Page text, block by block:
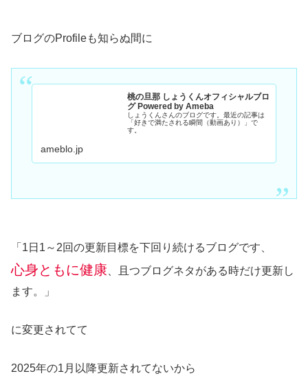
ブログのProfileも知らぬ間に
桃の旦那 しょうくんオフィシャルブロ
グ Powered by Ameba
しょうくんさんのブログです。最近の記事は
「好きで満たされる瞬間（動画あり）」で
す。
ameblo.jp
「1日1～2回の更新目標を下回り続けるブログです、
心身ともに健康 、且つブログネタがある時だけ更新し
ます。」
に変更されてて
2025年の1月以降更新されてないから